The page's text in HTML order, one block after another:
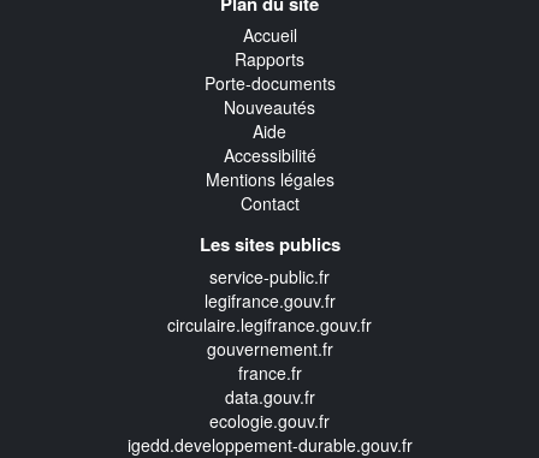
Accueil
Rapports
Porte-documents
Nouveautés
Aide
Accessibilité
Mentions légales
Contact
Les sites publics
service-public.fr
legifrance.gouv.fr
circulaire.legifrance.gouv.fr
gouvernement.fr
france.fr
data.gouv.fr
ecologie.gouv.fr
igedd.developpement-durable.gouv.fr